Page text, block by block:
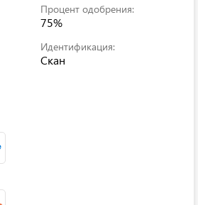
Процент одобрения:
75%
Идентификация:
Скан